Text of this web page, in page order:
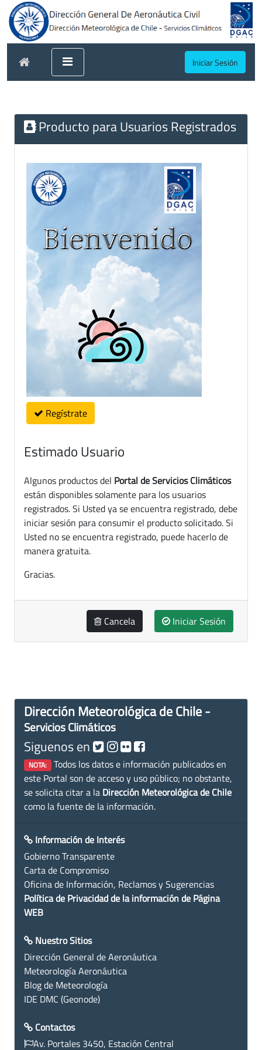
Iniciar Sesión
Producto para Usuarios Registrados
Regístrate
Estimado Usuario
Algunos productos del Portal de Servicios Climáticos
están disponibles solamente para los usuarios
registrados. Si Usted ya se encuentra registrado, debe
iniciar sesión para consumir el producto solicitado. Si
Usted no se encuentra registrado, puede hacerlo de
manera gratuita.
Gracias.
Cancela Iniciar Sesión
Dirección Meteorológica de Chile -
Servicios Climáticos
Siguenos en
NOTA: Todos los datos e información publicados en
este Portal son de acceso y uso público; no obstante,
se solicita citar a la Dirección Meteorológica de Chile
como la fuente de la información.
Información de Interés
Gobierno Transparente
Carta de Compromiso
Oficina de Información, Reclamos y Sugerencias
Política de Privacidad de la información de Página
WEB
Nuestro Sitios
Dirección General de Aeronáutica
Meteorología Aeronáutica
Blog de Meteorología
IDE DMC (Geonode)
Contactos
Av. Portales 3450, Estación Central